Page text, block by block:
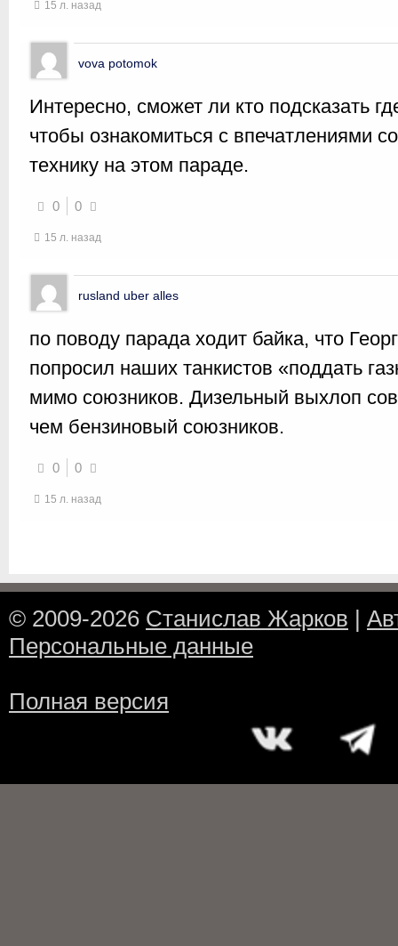
15 л. назад
vova potomok
Интересно, сможет ли кто подсказать
чтобы ознакомиться с впечатлениями
технику на этом параде.
0 0
15 л. назад
rusland uber alles
по поводу парада ходит байка, что
попросил наших танкистов «поддать
мимо союзников. Дизельный выхлоп
чем бензиновый союзников.
0 0
15 л. назад
© 2009-2026 Станислав Жарков |
Персональные данные
Полная версия